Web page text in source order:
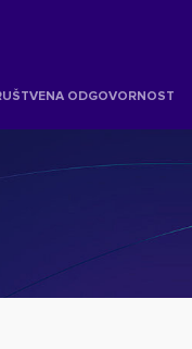
ODGOVORNOST